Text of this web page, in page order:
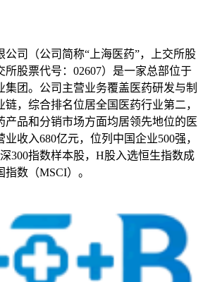
公司（公司简称“上海医药”，上交所股
所股票代号：02607）是一家总部位于
集团。公司主营业务覆盖医药研发与制
，综合排名位居全国医药行业第二，
产品和分销市场方面均居领先地位的医
收入680亿元，位列中国企业500强，
300指数样本股，H股入选恒生指数成
数（MSCI）。